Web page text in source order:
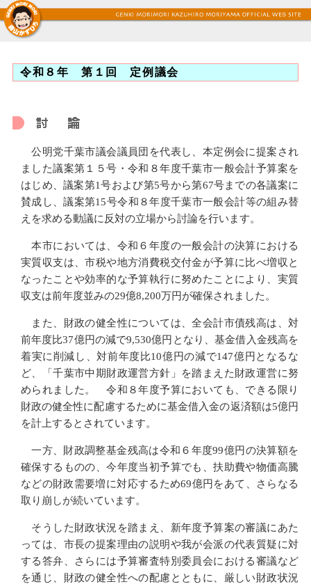
令和８年 第１回 定例議会
公明党千葉市議会議員団を代表し、本定例会に提案され
ました議案第１５号・令和８年度千葉市一般会計予算案を
はじめ、議案第1号および第5号から第67号までの各議案に
賛成し、議案第15号令和８年度千葉市一般会計等の組み替
えを求める動議に反対の立場から討論を行います。
本市においては、令和６年度の一般会計の決算における
実質収支は、市税や地方消費税交付金が予算に比べ増収と
なったことや効率的な予算執行に努めたことにより、実質
収支は前年度並みの29億8,200万円が確保されました。
また、財政の健全性については、全会計市債残高は、対
前年度比37億円の減で9,530億円となり、基金借入金残高を
着実に削減し、対前年度比10億円の減で147億円となるな
ど、「千葉市中期財政運営方針」を踏まえた財政運営に努
められました。 令和８年度予算においても、できる限り
財政の健全性に配慮するために基金借入金の返済額は5億円
を計上するとされています。
一方、財政調整基金残高は令和６年度99億円の決算額を
確保するものの、今年度当初予算でも、扶助費や物価高騰
などの財政需要増に対応するため69億円をあて、さらなる
取り崩しが続いています。
そうした財政状況を踏まえ、新年度予算案の審議にあた
っては、市長の提案理由の説明や我が会派の代表質疑に対
する答弁、さらには予算審査特別委員会における審議など
を通じ、財政の健全性への配慮とともに、厳しい財政状況